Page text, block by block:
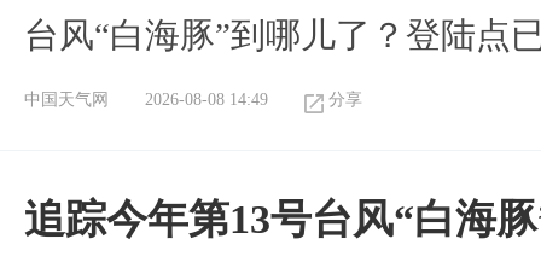
台风“白海豚”到哪儿了？登陆点
中国天气网 2026-08-08 14:49 分享
追踪今年第13号台风“白海